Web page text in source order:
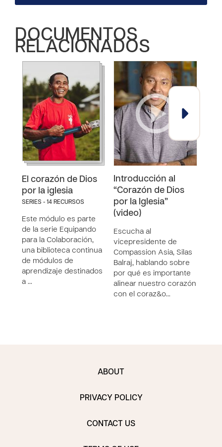
DOCUMENTOS
RELACIONADOS
El corazón de Dios
por la iglesia
SERIES - 14 RECURSOS
Este módulo es parte
de la serie Equipando
para la Colaboración,
una biblioteca continua
de módulos de
aprendizaje destinados
a …
Introducción al
“Corazón de Dios
por la Iglesia”
(video)
Escucha al
vicepresidente de
Compassion Asia, Silas
Balraj, hablando sobre
por qué es importante
alinear nuestro corazón
con el coraz&o…
ABOUT
PRIVACY POLICY
CONTACT US